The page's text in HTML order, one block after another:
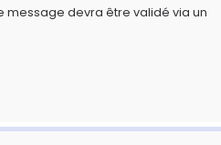
message devra être validé via un